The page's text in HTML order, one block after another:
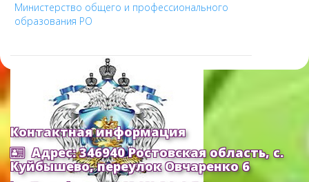
Министерство общего и профессионального
образования РО
Контактная информация
Адрес: 346940 Ростовская область, с.
Куйбышево, переулок Овчаренко 6